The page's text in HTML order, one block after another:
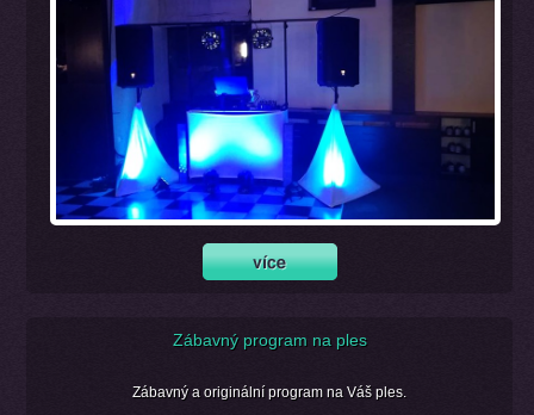
Zábavný program na ples
Zábavný a originální program na Váš ples.